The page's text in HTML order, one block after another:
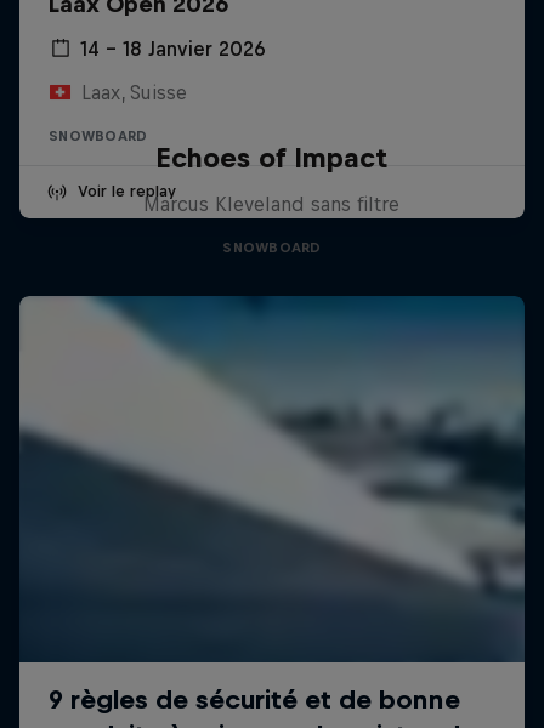
14 – 18 Janvier 2026
Laax, Suisse
SNOWBOARD
Voir le replay
Echoes of Impact
Marcus Kleveland sans filtre
SNOWBOARD